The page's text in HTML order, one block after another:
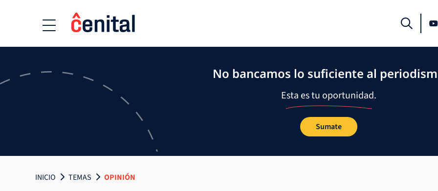
No bancamos lo suficiente al
Esta es tu oportunidad.
Sumate
INICIO TEMAS OPINIÓN